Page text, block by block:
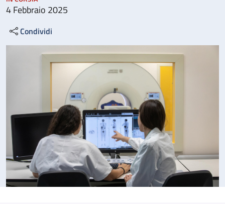
4 Febbraio 2025
Condividi